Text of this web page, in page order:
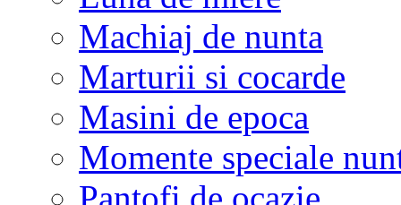
Machiaj de nunta
Marturii si cocarde
Masini de epoca
Momente speciale
Pantofi de ocazie